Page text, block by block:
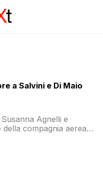
a Salvini e Di Maio
Agnelli e
compagnia aerea
di Repubblica per
e Luigi Di Maio in